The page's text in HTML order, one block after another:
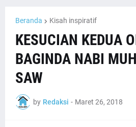
Beranda Kisah inspiratif
KESUCIAN KEDUA
BAGINDA NABI
SAW
by Redaksi - Maret 26, 2018